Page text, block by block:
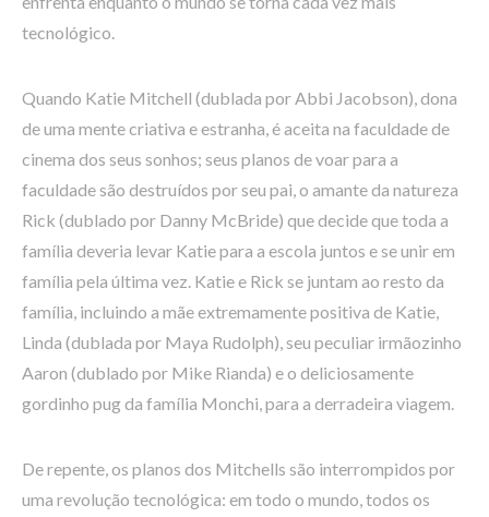
tecnológico.
Quando Katie Mitchell (dublada por Abbi Jacobson), dona
de uma mente criativa e estranha, é aceita na faculdade de
cinema dos seus sonhos; seus planos de voar para a
faculdade são destruídos por seu pai, o amante da natureza
Rick (dublado por Danny McBride) que decide que toda a
família deveria levar Katie para a escola juntos e se unir em
família pela última vez. Katie e Rick se juntam ao resto da
família, incluindo a mãe extremamente positiva de Katie,
Linda (dublada por Maya Rudolph), seu peculiar irmãozinho
Aaron (dublado por Mike Rianda) e o deliciosamente
gordinho pug da família Monchi, para a derradeira viagem.
De repente, os planos dos Mitchells são interrompidos por
uma revolução tecnológica: em todo o mundo, todos os